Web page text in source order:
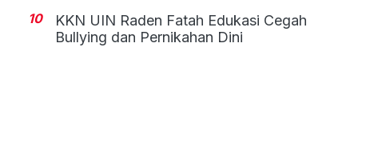
10
KKN UIN Raden Fatah Edukasi Cegah
Bullying dan Pernikahan Dini